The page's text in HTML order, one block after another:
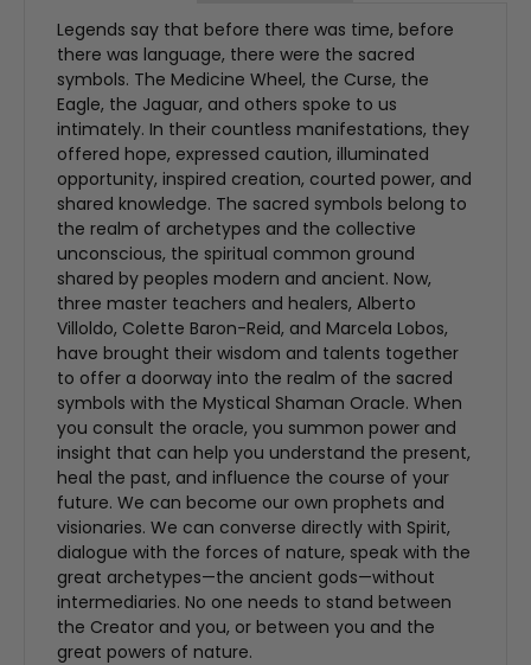
Legends say that before there was time, before
there was language, there were the sacred
symbols. The Medicine Wheel, the Curse, the
Eagle, the Jaguar, and others spoke to us
intimately. In their countless manifestations, they
offered hope, expressed caution, illuminated
opportunity, inspired creation, courted power, and
shared knowledge. The sacred symbols belong to
the realm of archetypes and the collective
unconscious, the spiritual common ground
shared by peoples modern and ancient. Now,
three master teachers and healers, Alberto
Villoldo, Colette Baron-Reid, and Marcela Lobos,
have brought their wisdom and talents together
to offer a doorway into the realm of the sacred
symbols with the Mystical Shaman Oracle. When
you consult the oracle, you summon power and
insight that can help you understand the present,
heal the past, and influence the course of your
future. We can become our own prophets and
visionaries. We can converse directly with Spirit,
dialogue with the forces of nature, speak with the
great archetypes—the ancient gods—without
intermediaries. No one needs to stand between
the Creator and you, or between you and the
great powers of nature.